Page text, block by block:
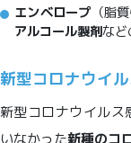
エンベロープ （脂
アルコール製剤など
新型コロナウイ
新型コロナウイル
いなかった新種のコ